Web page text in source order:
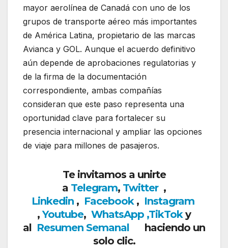
mayor aerolínea de Canadá con uno de los
grupos de transporte aéreo más importantes
de América Latina, propietario de las marcas
Avianca y GOL. Aunque el acuerdo definitivo
aún depende de aprobaciones regulatorias y
de la firma de la documentación
correspondiente, ambas compañías
consideran que este paso representa una
oportunidad clave para fortalecer su
presencia internacional y ampliar las opciones
de viaje para millones de pasajeros.
Te invitamos a unirte
a Telegram, Twitter ,
Linkedin, Facebook, Instagram
,Youtube, WhatsApp ,TikToky
al Resumen Semanal haciendo un
solo clic.